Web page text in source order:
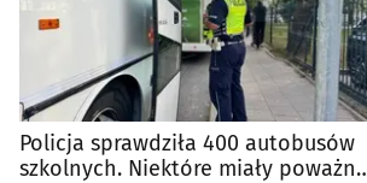
Policja sprawdziła 400 autobusów
szkolnych. Niektóre miały poważne